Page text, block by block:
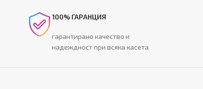
100% ГАРАНЦИЯ
гарантирано качество и
надеждност при всяка касета